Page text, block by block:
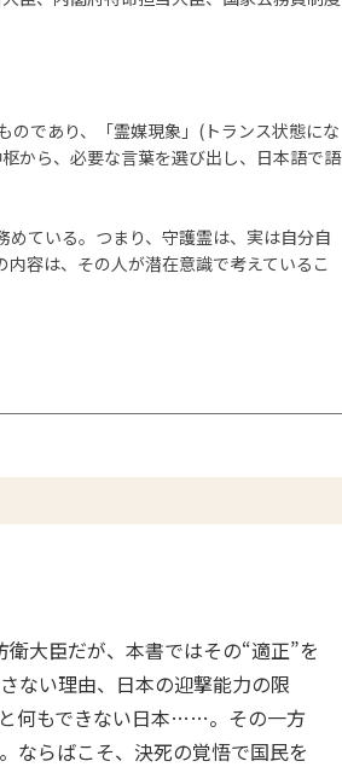
のであり、「霊媒現象」(トランス状態にな
から、必要な言葉を選び出し、日本語で語
ている。つまり、守護霊は、実は自分自
容は、その人が潜在意識で考えているこ
大臣だが、本書ではその“適正”を
ない理由、日本の迎撃能力の限
何もできない日本……。その一方
ならばこそ、決死の覚悟で国民を